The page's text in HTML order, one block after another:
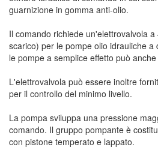
guarnizione in gomma anti-olio.
Il comando richiede un'elettrovalvola
scarico) per le pompe olio idrauliche
le pompe a semplice effetto può
L'elettrovalvola può essere inoltre
per il controllo del minimo livello.
La pompa sviluppa una pressione
comando. Il gruppo pompante è
con pistone temperato e lappato.